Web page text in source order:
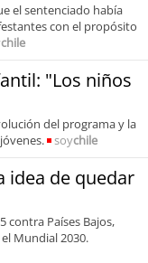
el sentenciado había
con el propósito
chile
"Los niños
del programa y la
soychile
idea de quedar
contra Países Bajos,
Mundial 2030.